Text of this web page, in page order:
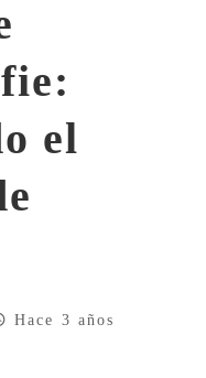
el
Hace 3 años